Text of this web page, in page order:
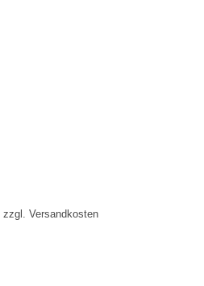
zzgl. Versandkosten